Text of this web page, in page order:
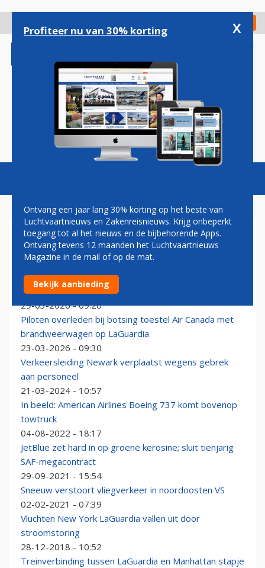
gaan
Check in
Magazine Podcasts Vacatures
LAGUARDIA
Eerbetoon in Montreal voor omgekomen Air Canada
piloot Antoine Forest
29-03-2026 - 09:20
Piloten overleden bij botsing toestel Air Canada met
brandweerwagen op LaGuardia
23-03-2026 - 09:30
Verkeersleiding Newark verplaatst wegens gebrek
aan personeel
21-03-2024 - 10:57
In beeld: American Airlines Boeing 737 komt bovenop
towtruck
04-08-2022 - 18:17
JetBlue zet hard in op groene kerosine; sluit tienjarig
SAF-megacontract
29-09-2021 - 15:54
Sneeuw verstoort vliegverkeer in noordoosten VS
02-02-2021 - 07:39
Vluchten New York LaGuardia vallen uit door
stroomstoring
28-12-2018 - 10:52
Treinverbinding tussen LaGuardia en Manhattan stapje
Profiteer nu van 30% korting x
Ontvang een jaar lang 30% korting op het beste van
Luchtvaartnieuws en Zakenreisnieuws. Krijg onbeperkt
toegang tot al het nieuws en de bijbehorende Apps.
Ontvang tevens 12 maanden het Luchtvaartnieuws
Magazine in de mail of op de mat.
Bekijk aanbieding